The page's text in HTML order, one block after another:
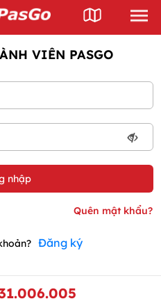
VIÊN PASGO
Đăng ký